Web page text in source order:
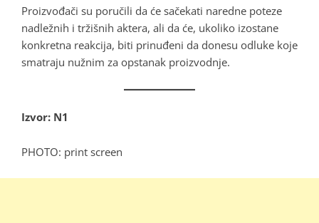
Proizvođači su poručili da će sačekati naredne poteze
nadležnih i tržišnih aktera, ali da će, ukoliko izostane
konkretna reakcija, biti prinuđeni da donesu odluke koje
smatraju nužnim za opstanak proizvodnje.
Izvor: N1
PHOTO: print screen